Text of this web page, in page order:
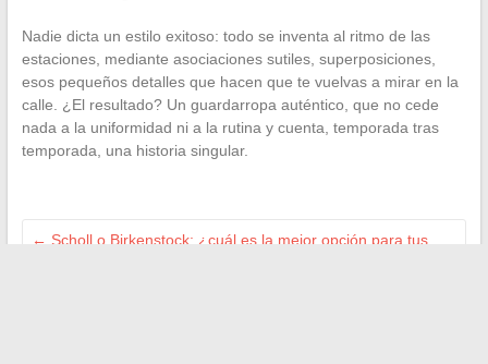
Nadie dicta un estilo exitoso: todo se inventa al ritmo de las
estaciones, mediante asociaciones sutiles, superposiciones,
esos pequeños detalles que hacen que te vuelvas a mirar en la
calle. ¿El resultado? Un guardarropa auténtico, que no cede
nada a la uniformidad ni a la rutina y cuenta, temporada tras
temporada, una historia singular.
← Scholl o Birkenstock: ¿cuál es la mejor opción para tus